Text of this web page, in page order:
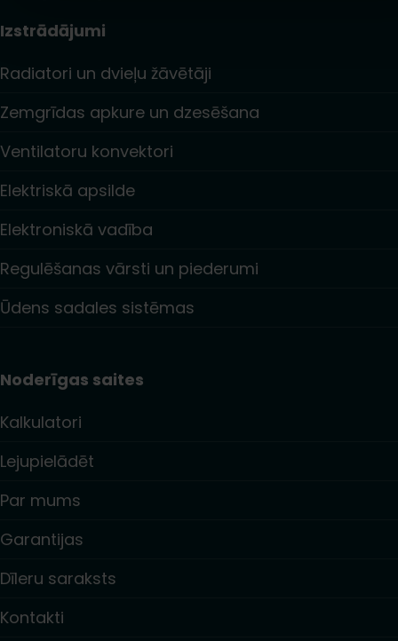
Izstrādājumi
Radiatori un dvieļu žāvētāji
Zemgrīdas apkure un dzesēšana
Ventilatoru konvektori
Elektriskā apsilde
Elektroniskā vadība
Regulēšanas vārsti un piederumi
Ūdens sadales sistēmas
Noderīgas saites
Kalkulatori
Lejupielādēt
Par mums
Garantijas
Dīleru saraksts
Kontakti